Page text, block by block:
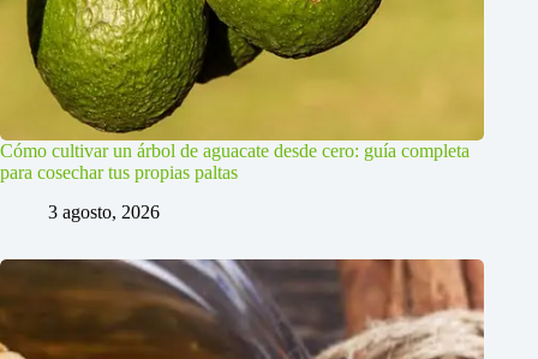
Cómo cultivar un árbol de aguacate desde cero: guía completa
para cosechar tus propias paltas
3 agosto, 2026